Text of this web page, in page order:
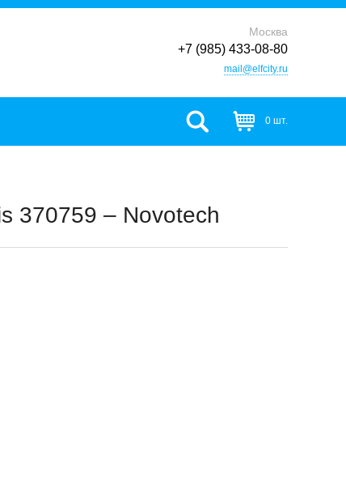
Москва
+7 (985) 433-08-80
mail@elfcity.ru
0 шт.
370759 – Novotech